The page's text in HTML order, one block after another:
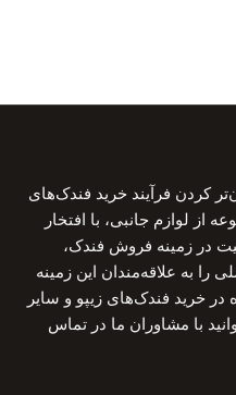
کردن فرآیند خرید فندک‌های
از لوازم جانبی، با افتخار
از ۱۲ سال فعالیت در زمینه فروش فندک،
به علاقه‌مندان این زمینه
در خرید فندک‌های زیپو و سایر
با مشاوران ما در تماس